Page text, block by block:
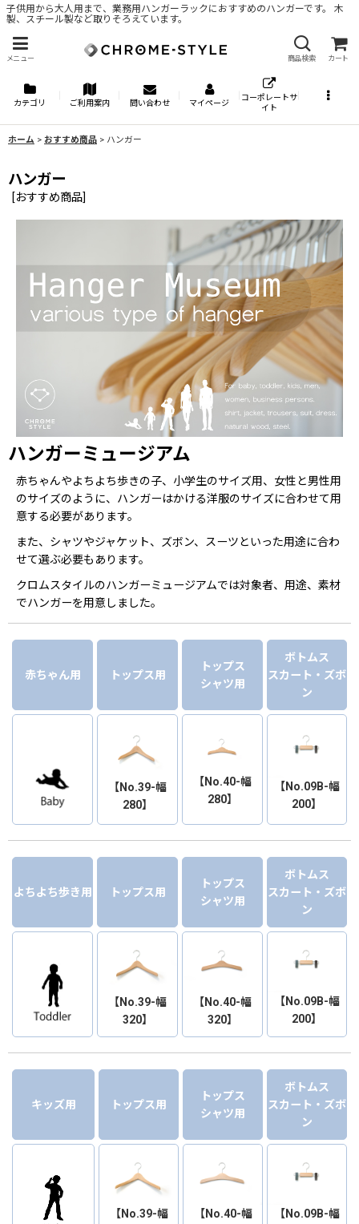
子供用から大人用まで、業務用ハンガーラックにおすすめのハンガーです。 木
製、スチール製など取りそろえています。
メニュー 商品検索 カート
カテゴリ ご利用案内 問い合わせ マイページ
コーポレートサ
イト
ホーム > おすすめ商品 > ハンガー
ハンガー
[おすすめ商品]
ハンガーミュージアム
赤ちゃんやよちよち歩きの子、小学生のサイズ用、女性と男性用
のサイズのように、ハンガーはかける洋服のサイズに合わせて用
意する必要があります。
また、シャツやジャケット、ズボン、スーツといった用途に合わ
せて選ぶ必要もあります。
クロムスタイルのハンガーミュージアムでは対象者、用途、素材
でハンガーを用意しました。
赤ちゃん用 トップス用
トップス
シャツ用
ボトムス
スカート・ズボ
ン
【No.39-幅
280】
【No.40-幅
280】
【No.09B-幅
200】
よちよち歩き用 トップス用
トップス
シャツ用
ボトムス
スカート・ズボ
ン
【No.39-幅
320】
【No.40-幅
320】
【No.09B-幅
200】
キッズ用 トップス用
トップス
シャツ用
ボトムス
スカート・ズボ
ン
【No.39-幅
【No.40-幅
【No.09B-幅